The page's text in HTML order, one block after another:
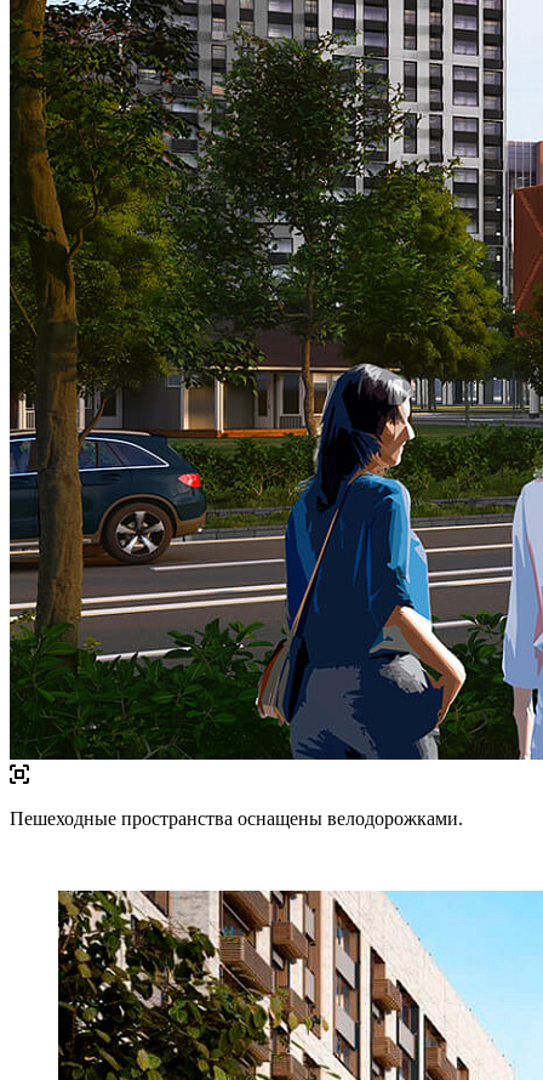
Пешеходные пространства оснащены велодорожками.